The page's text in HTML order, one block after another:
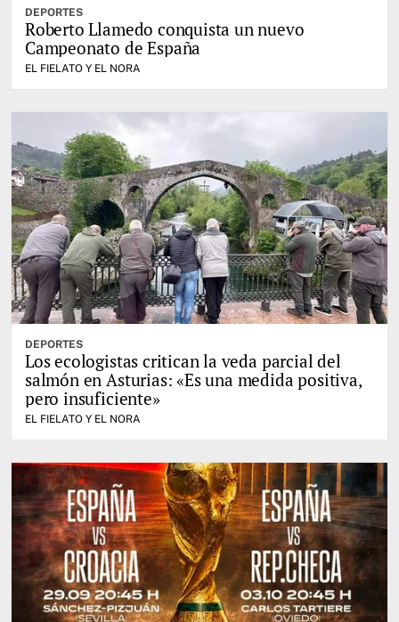
DEPORTES
Roberto Llamedo conquista un nuevo
Campeonato de España
EL FIELATO Y EL NORA
DEPORTES
Los ecologistas critican la veda parcial del
salmón en Asturias: «Es una medida positiva,
pero insuficiente»
EL FIELATO Y EL NORA